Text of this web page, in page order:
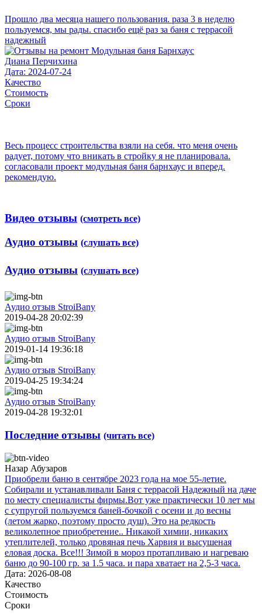
Прошло два месяца нашего пользования. раза 3 в неделю
пользуемся, мы рады. спасибо ещё раз за баня с террасой
надежный
Диана Перчихина
Дата: 2024-07-24
Качество
Стоимость
Сроки
Весь процесс строительства взяли на себя. что меня очень
радует, потому что вникать в стройку я не планировала.
согласовали проект модульная баня барнхаус и вперед.
рекомендую.
Видео отзывы (смотреть все)
Аудио отзывы (слушать все)
Аудио отзывы (слушать все)
Аудио отзыв StroiBany
2019-04-28 20:02:39
Аудио отзыв StroiBany
2019-01-14 19:36:18
Аудио отзыв StroiBany
2019-04-25 19:34:24
Аудио отзыв StroiBany
2019-04-28 19:32:01
Последние отзывы (читать все)
Назар Абузаров
Приобрели баню в сентябре 2023 года на мое 55-летие.
Собирали и устанавливали Баня с террасой Надежный на даче
по месту специалисты фирмы.Вот уже практически 10 лет мы
с супругой пользуемся баней-бочкой с осени и до весны
(летом жарко, поэтому просто душ). Это на редкость
великолепное приобретение.. Никакой химии, никаких
утеплителей, только дровяная печь Харвия и высушеная
еловая доска. Все!!! Зимой в мороз протапливаю и нагреваю
баню до 90-100 гр. за 1.5 часа. и пара хватает на 2,5-3 часа.
Дата: 2026-08-08
Качество
Стоимость
Сроки